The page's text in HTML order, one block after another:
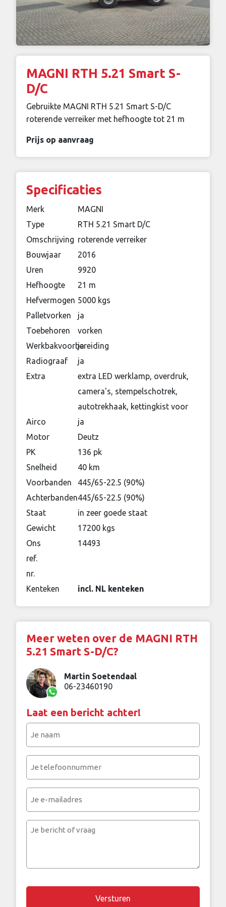
MAGNI RTH 5.21 Smart S-
D/C
Gebruikte MAGNI RTH 5.21 Smart S-D/C
roterende verreiker met hefhoogte tot 21 m
Prijs op aanvraag
Specificaties
Merk
MAGNI
Type
RTH 5.21 Smart D/C
Omschrijving roterende verreiker
Bouwjaar
2016
Uren
9920
Hefhoogte
21 m
Hefvermogen 5000 kgs
Palletvorken
ja
Toebehoren
vorken
Werkbakvoorbereiding
ja
Radiograaf
ja
Extra
extra LED werklamp, overdruk,
camera's, stempelschotrek,
autotrekhaak, kettingkist voor
Airco
ja
Motor
Deutz
PK
136 pk
Snelheid
40 km
Voorbanden
445/65-22.5 (90%)
Achterbanden445/65-22.5 (90%)
Staat
in zeer goede staat
Gewicht
17200 kgs
Ons
ref.
nr.
14493
Kenteken incl. NL kenteken
Meer weten over de MAGNI RTH
5.21 Smart S-D/C?
Martin Soetendaal
06-23460190
Laat een bericht achter!
(Vereist)
(Vereist)
mailadres
Je